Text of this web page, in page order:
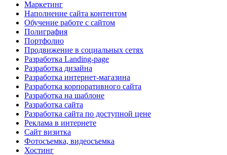
Маркетинг
Наполнение сайта контентом
Обучение работе с сайтом
Полиграфия
Портфолио
Продвижение в социальных сетях
Разработка Landing-page
Разработка дизайна
Разработка интернет-магазина
Разработка корпоративного сайта
Разработка на шаблоне
Разработка сайта
Разработка сайта по доступной цене
Реклама в интернете
Сайт визитка
Фотосъемка, видеосъемка
Хостинг